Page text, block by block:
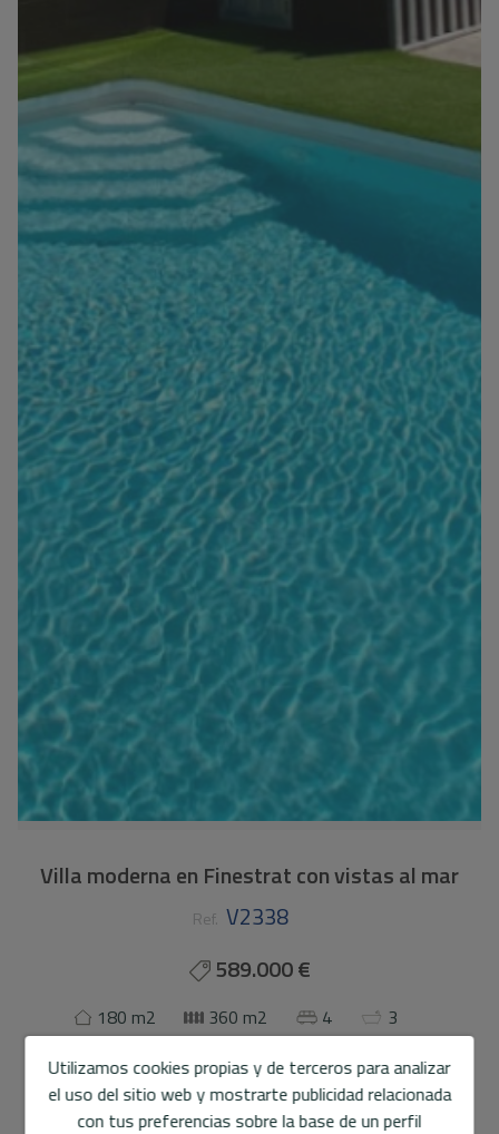
Villa moderna en Finestrat con vistas al mar
Ref. V2338
589.000 €
180 m2 360 m2 4 3
Chalet/VillaenFinestrat
Descubre esta moderna villa de esquina en Finestrat, una
Utilizamos cookies propias y de terceros para analizar
el uso del sitio web y mostrarte publicidad relacionada
con tus preferencias sobre la base de un perfil